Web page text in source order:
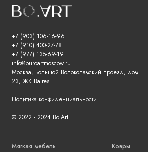
+7 (903) 106-16-96
+7 (910) 400-27-78
+7 (977) 135-69-19
info@buroartmoscow.ru
Москва, Большой Волоколамский проезд, дом
23, ЖК Baires
Политика конфиденциальности
© 2022 - 2024 Bo.Art
Мягкая мебель
Ковры